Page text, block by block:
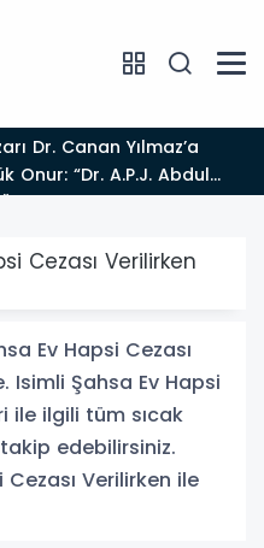
Onur: “Dr. A.P.J. Abdul
2026”
Cezası Verilirken
Ev Hapsi Cezası
Isimli Şahsa Ev Hapsi
ile ilgili tüm sıcak
edebilirsiniz.
Verilirken ile